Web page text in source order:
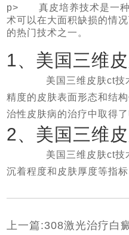
p> 真皮培养技术是一种
术可以在大面积缺损的情
的热门技术之一。
1、美国三维
美国三维皮肤ct技术
精度的皮肤表面形态和结
治性皮肤病的治疗中取得了
2、美国三维
美国三维皮肤ct技术
沉着程度和皮肤厚度等指
上一篇:308激光治疗白